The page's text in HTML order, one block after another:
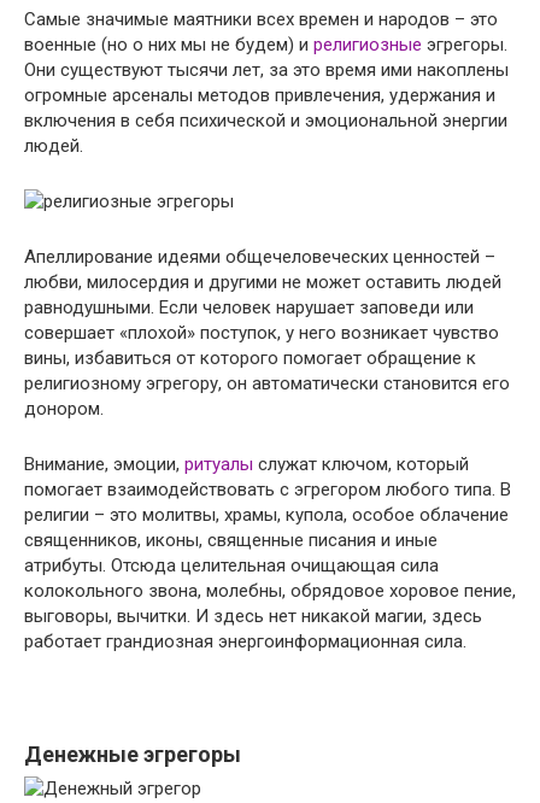
Самые значимые маятники всех времен и народов – это
военные (но о них мы не будем) и религиозные эгрегоры.
Они существуют тысячи лет, за это время ими накоплены
огромные арсеналы методов привлечения, удержания и
включения в себя психической и эмоциональной энергии
людей.
Апеллирование идеями общечеловеческих ценностей –
любви, милосердия и другими не может оставить людей
равнодушными. Если человек нарушает заповеди или
совершает «плохой» поступок, у него возникает чувство
вины, избавиться от которого помогает обращение к
религиозному эгрегору, он автоматически становится его
донором.
Внимание, эмоции, ритуалы служат ключом, который
помогает взаимодействовать с эгрегором любого типа. В
религии – это молитвы, храмы, купола, особое облачение
священников, иконы, священные писания и иные
атрибуты. Отсюда целительная очищающая сила
колокольного звона, молебны, обрядовое хоровое пение,
выговоры, вычитки. И здесь нет никакой магии, здесь
работает грандиозная энергоинформационная сила.
Денежные эгрегоры